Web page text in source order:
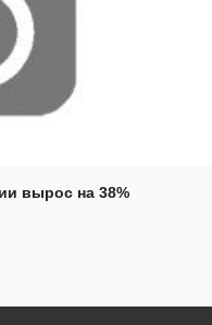
вырос на 38%